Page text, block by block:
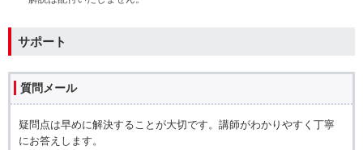
サポート
質問メール
疑問点は早めに解決することが大切です。講師がわかりやすく丁寧
にお答えします。